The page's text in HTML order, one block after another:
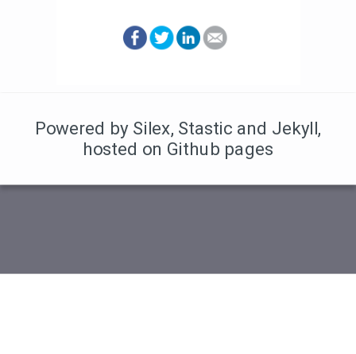
Powered by Silex, Stastic and Jekyll,
hosted on Github pages